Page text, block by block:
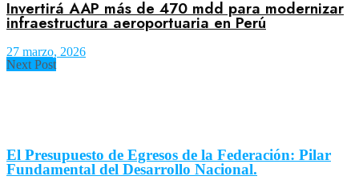
Invertirá AAP más de 470 mdd para modernizar
infraestructura aeroportuaria en Perú
27 marzo, 2026
Next Post
El Presupuesto de Egresos de la Federación: Pilar
Fundamental del Desarrollo Nacional.